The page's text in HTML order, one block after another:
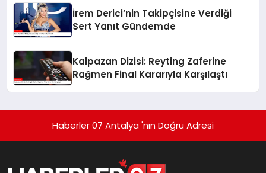
İrem Derici’nin Takipçisine Verdiği
Sert Yanıt Gündemde
Kalpazan Dizisi: Reyting Zaferine
Rağmen Final Kararıyla Karşılaştı
Haberler 07 Antalya 'nın Doğru Adresi